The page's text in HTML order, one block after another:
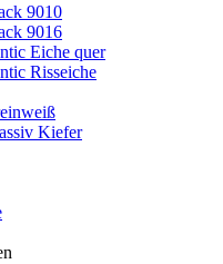
9010
9016
Eiche quer
Risseiche
Kiefer